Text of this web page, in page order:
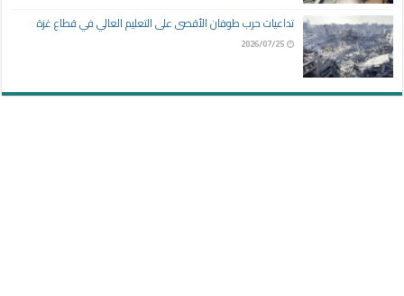
تداعيات حرب طوفان الأقصى على التعليم العالي في قطاع غزة
2026/07/25